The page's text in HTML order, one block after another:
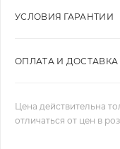
УСЛОВИЯ ГАРАНТИИ
ОПЛАТА И ДОСТАВКА
Цена действительна
отличаться от цен в